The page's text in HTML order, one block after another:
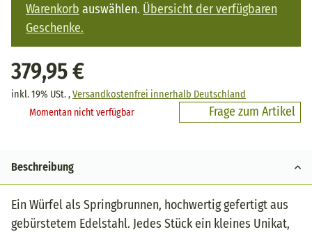
Warenkorb auswählen. Übersicht der verfügbaren
Geschenke.
379,95 €
inkl. 19% USt. ,Versandkostenfrei innerhalb Deutschland
Momentan nicht verfügbar
Frage zum Artikel
Beschreibung
Ein Würfel als Springbrunnen, hochwertig gefertigt aus
gebürstetem Edelstahl. Jedes Stück ein kleines Unikat,